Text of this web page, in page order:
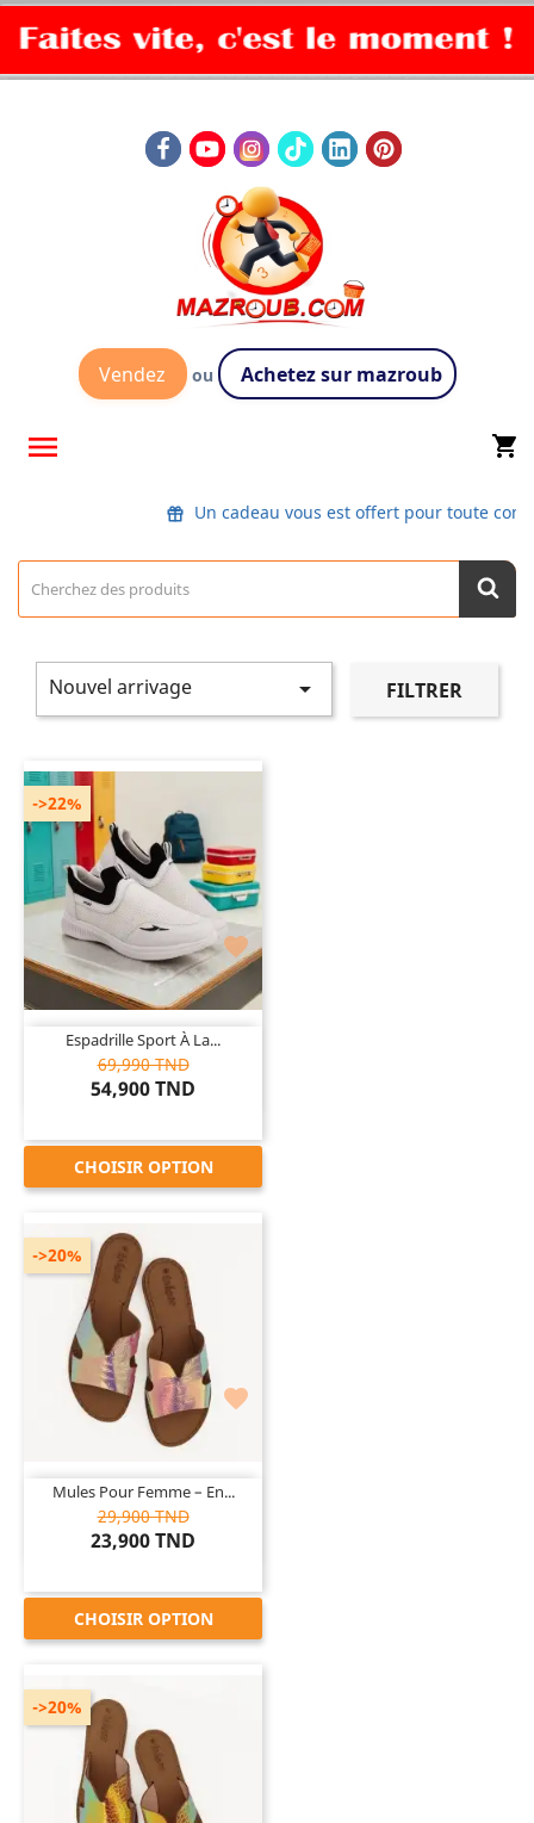
Vendez ou Achetez sur mazroub
 shopping_cart
Un cadeau vous est offert pour toute
Nouvel arrivage  FILTRER

Espadrille Sport À La...
69,990 TND
54,900 TND
->22%
CHOISIR OPTION

Mules Pour Femme – En...
29,900 TND
23,900 TND
->20%
CHOISIR OPTION
->20%